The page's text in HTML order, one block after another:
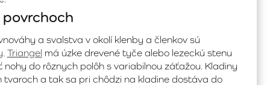
a svalstva v okolí klenby a členkov sú
Triangel má úzke drevené tyče alebo lezeckú stenu
do rôznych polôh s variabilnou záťažou. Kladiny
tvaroch a tak sa pri chôdzi na kladine dostáva do